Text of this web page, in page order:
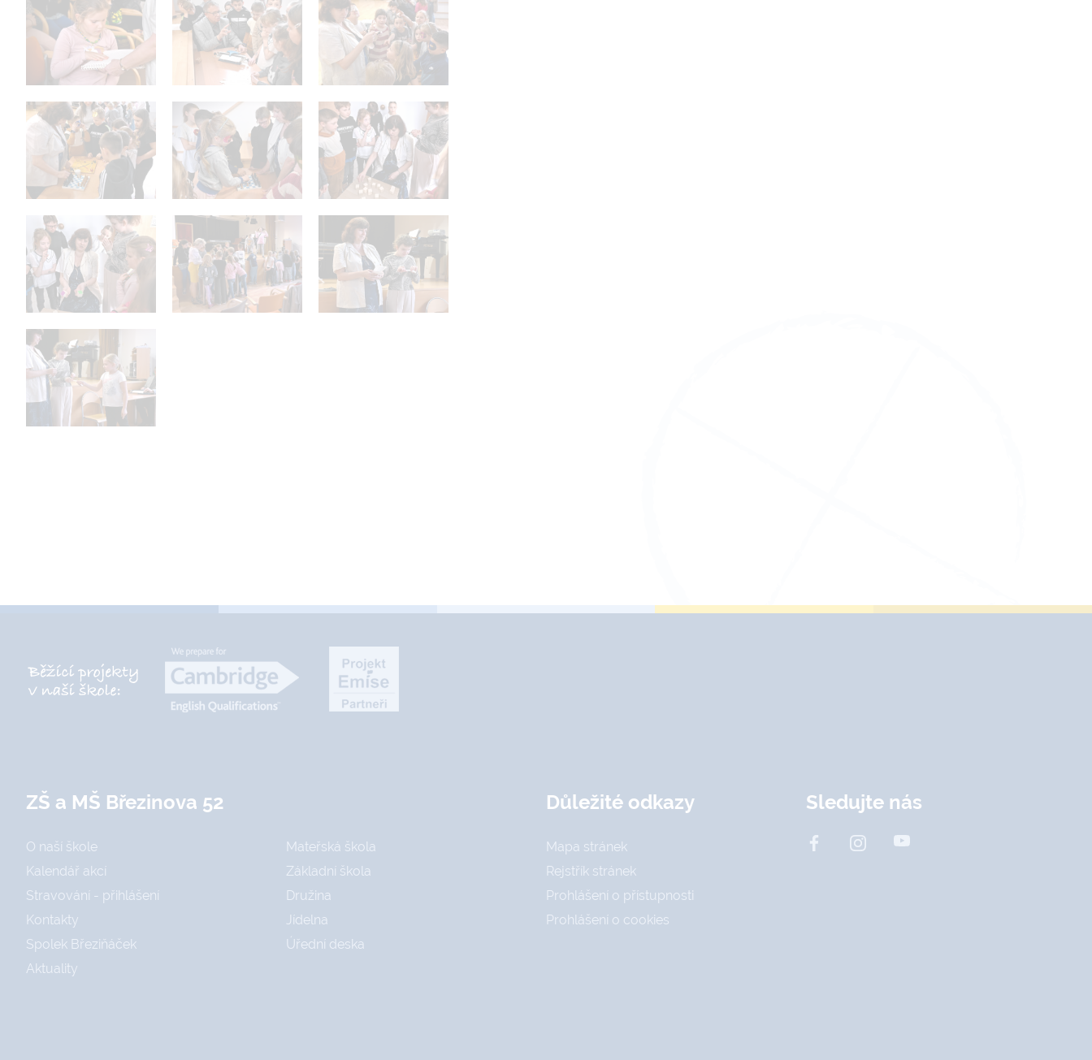
ZŠ a MŠ Březinova 52
O naší škole
Kalendář akcí
Stravování - přihlášení
Kontakty
Spolek Březiňáček
Aktuality
Mateřská škola
Základní škola
Družina
Jídelna
Úřední deska
Důležité odkazy
Mapa stránek
Rejstřík stránek
Prohlášení o přístupnosti
Prohlášení o cookies
Sledujte nás